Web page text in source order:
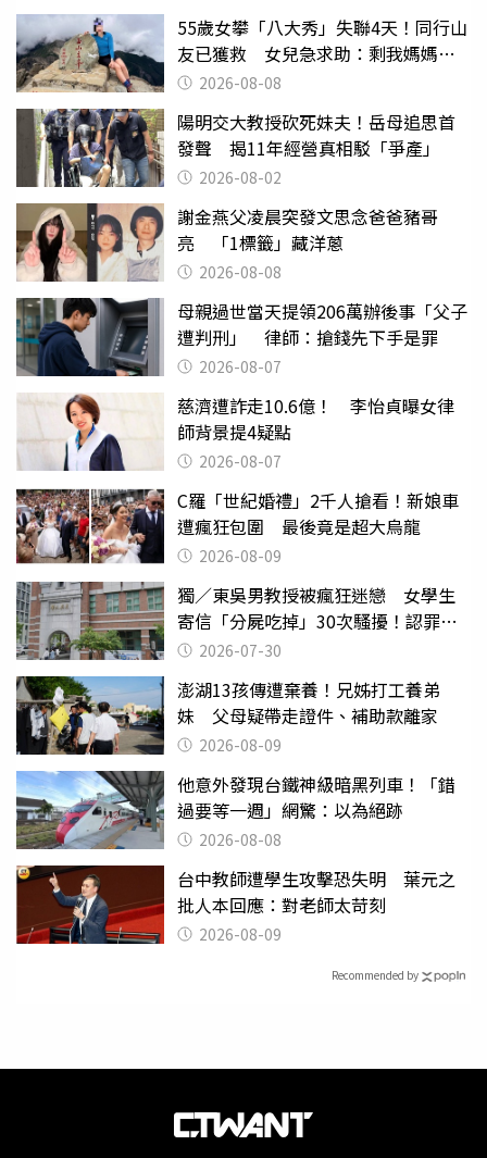
55歲女攀「八大秀」失聯4天！同行山
友已獲救 女兒急求助：剩我媽媽還
沒找到
2026-08-08
陽明交大教授砍死妹夫！岳母追思首
發聲 揭11年經營真相駁「爭產」
2026-08-02
謝金燕父凌晨突發文思念爸爸豬哥
亮 「1標籤」藏洋蔥
2026-08-08
母親過世當天提領206萬辦後事「父子
遭判刑」 律師：搶錢先下手是罪
2026-08-07
慈濟遭詐走10.6億！ 李怡貞曝女律
師背景提4疑點
2026-08-07
C羅「世紀婚禮」2千人搶看！新娘車
遭瘋狂包圍 最後竟是超大烏龍
2026-08-09
獨／東吳男教授被瘋狂迷戀 女學生
寄信「分屍吃掉」30次騷擾！認罪免
關 2026-07-30
澎湖13孩傳遭棄養！兄姊打工養弟
妹 父母疑帶走證件、補助款離家
2026-08-09
他意外發現台鐵神級暗黑列車！「錯
過要等一週」網驚：以為絕跡
2026-08-08
台中教師遭學生攻擊恐失明 葉元之
批人本回應：對老師太苛刻
2026-08-09
Recommended by